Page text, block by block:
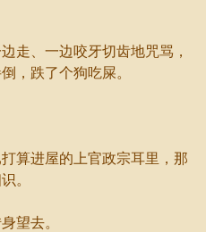
、一边咬牙切齿地咒骂，
，跌了个狗吃屎。
进屋的上官政宗耳里，那
。
望去。